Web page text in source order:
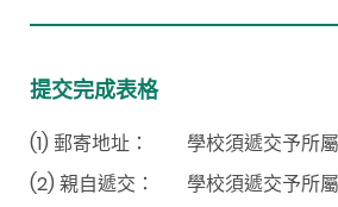
提交完成表格
(1) 郵寄地址：
學校須遞交予所
(2) 親自遞交：
學校須遞交予所